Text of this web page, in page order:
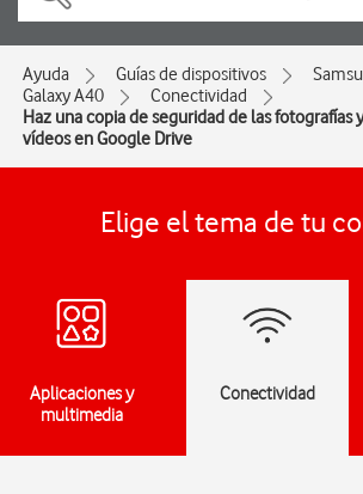
Ayuda Guías de dispositivos
Galaxy A40
Conectividad
Haz una copia de seguridad de las fotografías
vídeos en Google Drive
Elige el tema de tu
Aplicaciones y
multimedia
Conectividad